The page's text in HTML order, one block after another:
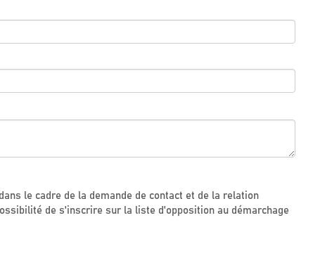
le cadre de la demande de contact et de la relation
de s'inscrire sur la liste d'opposition au démarchage